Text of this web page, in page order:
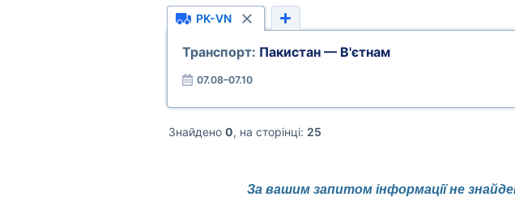
PK-VN
Транспорт: Пакистан — В'єтнам
07.08–07.10
Знайдено 0, на сторінці: 25
За вашим запитом інформації не